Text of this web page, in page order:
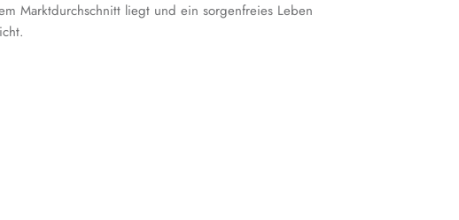
Marktdurchschnitt liegt und ein sorgenfreies Leben